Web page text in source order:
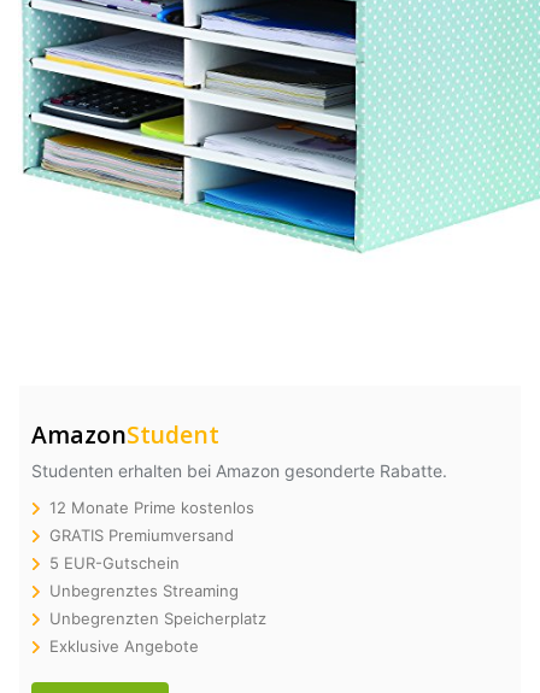
AmazonStudent
Studenten erhalten bei Amazon gesonderte Rabatte.
12 Monate Prime kostenlos
GRATIS Premiumversand
5 EUR-Gutschein
Unbegrenztes Streaming
Unbegrenzten Speicherplatz
Exklusive Angebote